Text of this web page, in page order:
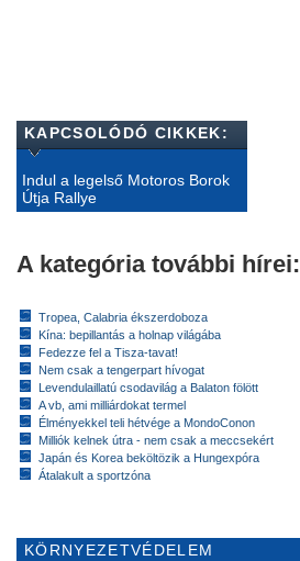
KAPCSOLÓDÓ CIKKEK:
Indul a legelső Motoros Borok
Útja Rallye
A kategória további hírei:
Tropea, Calabria ékszerdoboza
Kína: bepillantás a holnap világába
Fedezze fel a Tisza-tavat!
Nem csak a tengerpart hívogat
Levendulaillatú csodavilág a Balaton fölött
A vb, ami milliárdokat termel
Élményekkel teli hétvége a MondoConon
Milliók kelnek útra - nem csak a meccsekért
Japán és Korea beköltözik a Hungexpóra
Átalakult a sportzóna
KÖRNYEZETVÉDELEM